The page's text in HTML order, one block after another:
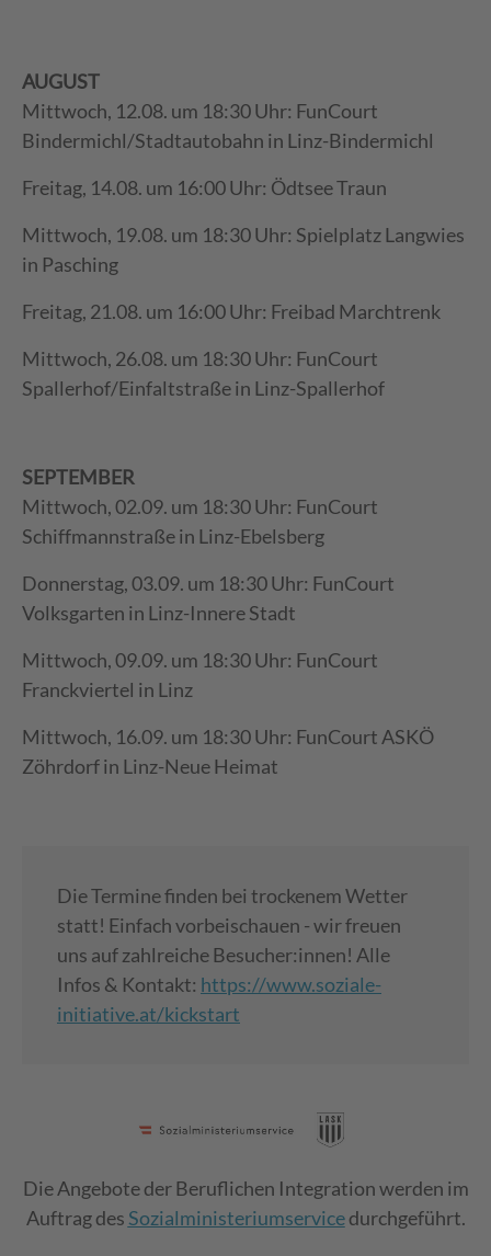
AUGUST
Mittwoch, 12.08. um 18:30 Uhr: FunCourt
Bindermichl/Stadtautobahn in Linz-Bindermichl
Freitag, 14.08. um 16:00 Uhr: Ödtsee Traun
Mittwoch, 19.08. um 18:30 Uhr: Spielplatz Langwies
in Pasching
Freitag, 21.08. um 16:00 Uhr: Freibad Marchtrenk
Mittwoch, 26.08. um 18:30 Uhr: FunCourt
Spallerhof/Einfaltstraße in Linz-Spallerhof
SEPTEMBER
Mittwoch, 02.09. um 18:30 Uhr: FunCourt
Schiffmannstraße in Linz-Ebelsberg
Donnerstag, 03.09. um 18:30 Uhr: FunCourt
Volksgarten in Linz-Innere Stadt
Mittwoch, 09.09. um 18:30 Uhr: FunCourt
Franckviertel in Linz
Mittwoch, 16.09. um 18:30 Uhr: FunCourt ASKÖ
Zöhrdorf in Linz-Neue Heimat
Die Termine finden bei trockenem Wetter
statt! Einfach vorbeischauen - wir freuen
uns auf zahlreiche Besucher:innen! Alle
Infos & Kontakt: https://www.soziale-
initiative.at/kickstart
Die Angebote der Beruflichen Integration werden im
Auftrag des Sozialministeriumservicedurchgeführt.